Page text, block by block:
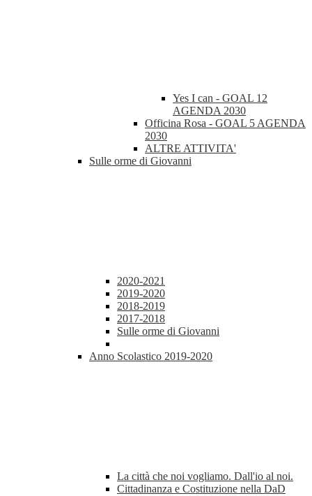
Yes I can - GOAL 12
AGENDA 2030
Officina Rosa - GOAL 5 AGENDA
2030
ALTRE ATTIVITA'
Sulle orme di Giovanni
2020-2021
2019-2020
2018-2019
2017-2018
Sulle orme di Giovanni
Anno Scolastico 2019-2020
La città che noi vogliamo. Dall'io al noi.
Cittadinanza e Costituzione nella DaD